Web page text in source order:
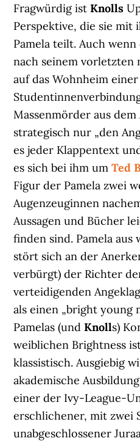
Fragwürdig istKnolls
Perspektive, die sie mit
Pamela teilt. Auch
nach seinem vorletzten
auf das Wohnheim einer
Massenmörder aus dem
strategisch nur „den
es jeder Klappentext
es sich bei ihm umTed
Figur der Pamela zwei
Augenzeuginnen
Aussagen und Bücher
finden sind. Pamela aus
stört sich an der
verbürgt) der Richter
verteidigenden
als einen „bright young
Pamelas (undKnolls)
weiblichen Brightness
klassistisch. Ausgiebig
akademische
einer der Ivy-League-
erschlichener, mit zwei
unabgeschlossener